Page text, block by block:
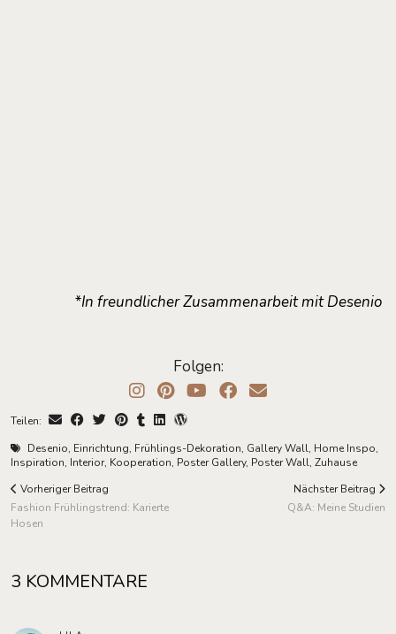
*In freundlicher Zusammenarbeit mit Desenio
Folgen:
Teilen:
Desenio, Einrichtung, Frühlings-Dekoration, Gallery Wall, Home Inspo,
Inspiration, Interior, Kooperation, Poster Gallery, Poster Wall, Zuhause
Vorheriger Beitrag
Fashion Frühlingstrend: Karierte
Hosen
Nächster Beitrag
Q&A: Meine Studien
3 KOMMENTARE